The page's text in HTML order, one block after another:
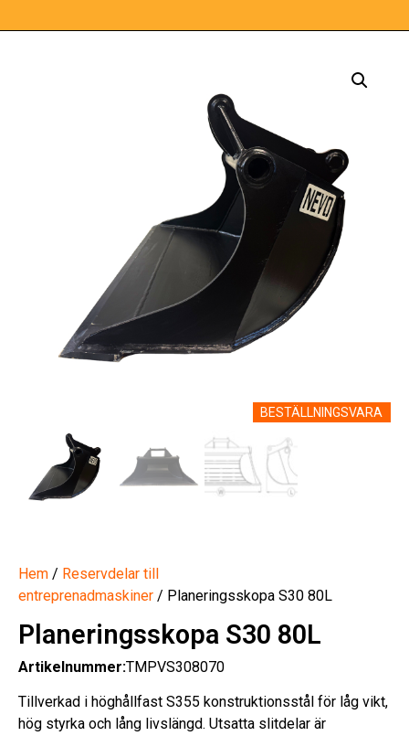
BESTÄLLNINGSVARA
Hem / Reservdelar till
entreprenadmaskiner / Planeringsskopa S30 80L
Planeringsskopa S30 80L
Artikelnummer:TMPVS308070
Tillverkad i höghållfast S355 konstruktionsstål för låg vikt,
hög styrka och lång livslängd. Utsatta slitdelar är